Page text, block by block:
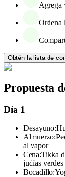
Agrega
Ordena
Obtén la lista de
Propuesta
Día 1
Desayuno:
Almuerzo:
al vapor
Cena:Tikka
judías verdes
Bocadillo: